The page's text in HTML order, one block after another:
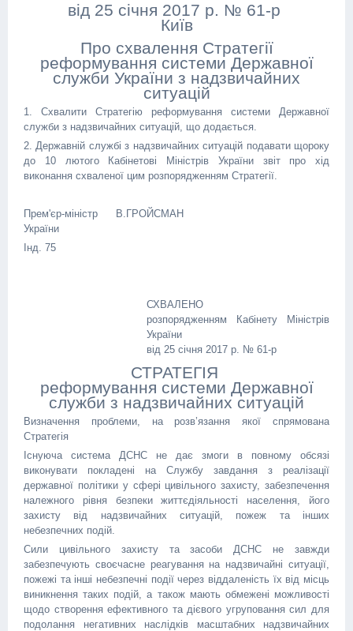
від 25 січня 2017 р. № 61-р
Київ
Про схвалення Стратегії
реформування системи Державної
служби України з надзвичайних
ситуацій
1. Схвалити Стратегію реформування системи Державної
служби з надзвичайних ситуацій, що додається.
2. Державній службі з надзвичайних ситуацій подавати щороку
до 10 лютого Кабінетові Міністрів України звіт про хід
виконання схваленої цим розпорядженням Стратегії.
Прем'єр-міністр
України
В.ГРОЙСМАН
Інд. 75
СХВАЛЕНО
розпорядженням Кабінету Міністрів
України
від 25 січня 2017 р. № 61-р
СТРАТЕГІЯ
реформування системи Державної
служби з надзвичайних ситуацій
Визначення проблеми, на розв’язання якої спрямована
Стратегія
Існуюча система ДСНС не дає змоги в повному обсязі
виконувати покладені на Службу завдання з реалізації
державної політики у сфері цивільного захисту, забезпечення
належного рівня безпеки життєдіяльності населення, його
захисту від надзвичайних ситуацій, пожеж та інших
небезпечних подій.
Сили цивільного захисту та засоби ДСНС не завжди
забезпечують своєчасне реагування на надзвичайні ситуації,
пожежі та інші небезпечні події через віддаленість їх від місць
виникнення таких подій, а також мають обмежені можливості
щодо створення ефективного та дієвого угруповання сил для
подолання негативних наслідків масштабних надзвичайних